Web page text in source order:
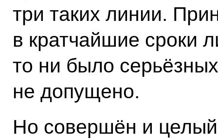
три таких линии.
в кратчайшие сроки
то ни было
не допущено.
Но совершён и целый